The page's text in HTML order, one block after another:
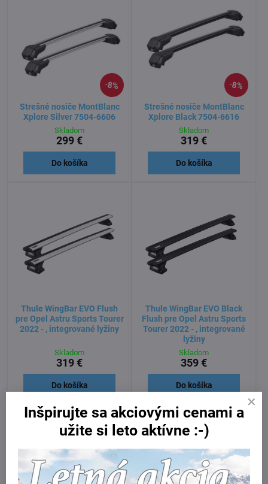
8%
Strešné nosiče MontBlanc
Xplore Silver 7504-6606
Skladom
299 €
Do košíka
8%
Strešné nosiče MontBlanc
Xplore Black 7504-6616
Skladom
319 €
Do košíka
Thule WingBar EVO Flush
pre Opel Astru Sports Tourer
2022 - , integrované lyžiny
Skladom
319 €
Do košíka
Thule WingBar EVO Black
Flush pre Opel Astru Sports
Tourer 2022 - , integrované
lyžiny
Skladom
359 €
Do košíka
Inšpirujte sa akciovými cenami a
užite si leto aktívne :-)